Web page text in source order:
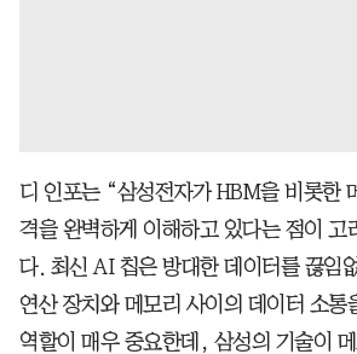
디 인포는 “삼성전자가 HBM을 비롯한
격을 완벽하게 이해하고 있다는 점이 고
다. 최신 AI 칩은 방대한 데이터를 끊임
연산 장치와 메모리 사이의 데이터 소통
역할이 매우 중요한데, 삼성의 기술이